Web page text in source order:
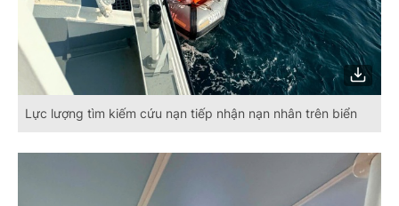
Lực lượng tìm kiếm cứu nạn tiếp nhận nạn nhân trên biển